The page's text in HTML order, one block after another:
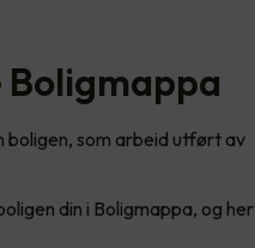
boligen, som arbeid utført av
din i Boligmappa, og her